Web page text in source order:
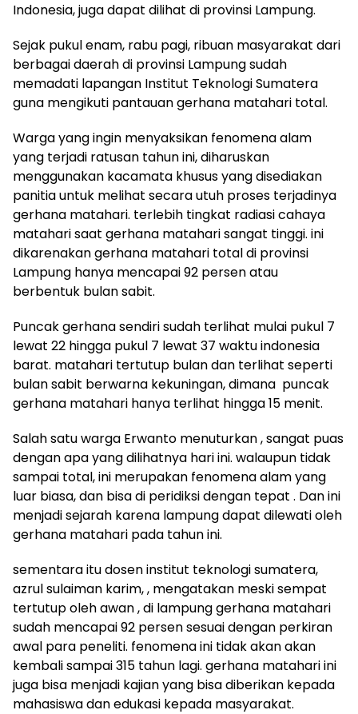
Indonesia, juga dapat dilihat di provinsi Lampung.
Sejak pukul enam, rabu pagi, ribuan masyarakat dari
berbagai daerah di provinsi Lampung sudah
memadati lapangan Institut Teknologi Sumatera
guna mengikuti pantauan gerhana matahari total.
Warga yang ingin menyaksikan fenomena alam
yang terjadi ratusan tahun ini, diharuskan
menggunakan kacamata khusus yang disediakan
panitia untuk melihat secara utuh proses terjadinya
gerhana matahari. terlebih tingkat radiasi cahaya
matahari saat gerhana matahari sangat tinggi. ini
dikarenakan gerhana matahari total di provinsi
Lampung hanya mencapai 92 persen atau
berbentuk bulan sabit.
Puncak gerhana sendiri sudah terlihat mulai pukul 7
lewat 22 hingga pukul 7 lewat 37 waktu indonesia
barat. matahari tertutup bulan dan terlihat seperti
bulan sabit berwarna kekuningan, dimana puncak
gerhana matahari hanya terlihat hingga 15 menit.
Salah satu warga Erwanto menuturkan , sangat puas
dengan apa yang dilihatnya hari ini. walaupun tidak
sampai total, ini merupakan fenomena alam yang
luar biasa, dan bisa di peridiksi dengan tepat . Dan ini
menjadi sejarah karena lampung dapat dilewati oleh
gerhana matahari pada tahun ini.
sementara itu dosen institut teknologi sumatera,
azrul sulaiman karim, , mengatakan meski sempat
tertutup oleh awan , di lampung gerhana matahari
sudah mencapai 92 persen sesuai dengan perkiran
awal para peneliti. fenomena ini tidak akan akan
kembali sampai 315 tahun lagi. gerhana matahari ini
juga bisa menjadi kajian yang bisa diberikan kepada
mahasiswa dan edukasi kepada masyarakat.